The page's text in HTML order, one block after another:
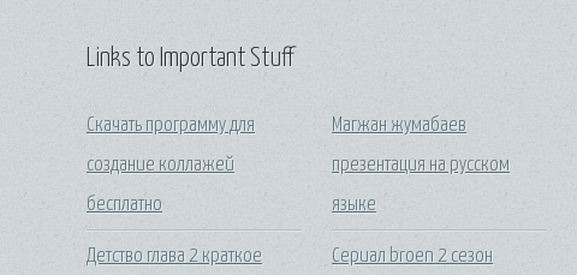
Links to Important Stuff
Скачать программу для
создание коллажей
бесплатно
Детство глава 2 краткое
Магжан жумабаев
презентация на русском
языке
Сериал broen 2 сезон